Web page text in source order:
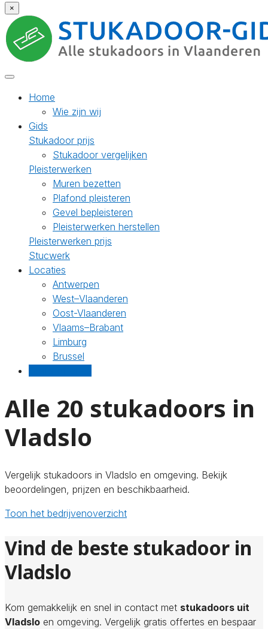
×
Home
Wie zijn wij
Gids
Stukadoor prijs
Stukadoor vergelijken
Pleisterwerken
Muren bezetten
Plafond pleisteren
Gevel bepleisteren
Pleisterwerken herstellen
Pleisterwerken prijs
Stucwerk
Locaties
Antwerpen
West–Vlaanderen
Oost-Vlaanderen
Vlaams–Brabant
Limburg
Brussel
Alle 20 stukadoors in
Vladslo
Vergelijk stukadoors in Vladslo en omgeving. Bekijk
beoordelingen, prijzen en beschikbaarheid.
Toon het bedrijvenoverzicht
Vind de beste stukadoor in
Vladslo
Kom gemakkelijk en snel in contact met stukadoors uit
Vladslo en omgeving. Vergelijk gratis offertes en bespaar